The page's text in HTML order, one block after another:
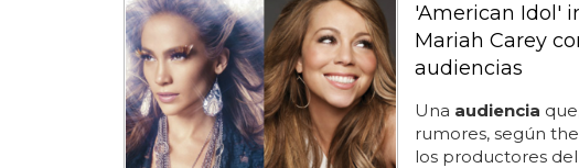
'American Idol'
Mariah Carey
audiencias
Una audiencia
rumores, según
los productores